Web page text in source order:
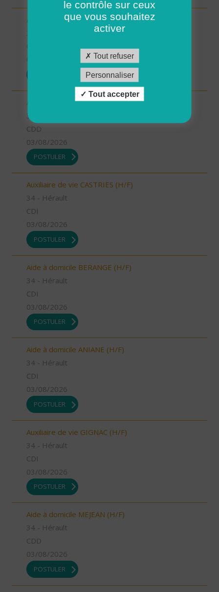
Auxiliaire de vie GANGES (H/F)
Aide à domicile CASTRIES (H/F)
34 - Hérault
CDD
03/08/2026
POSTULER
Auxiliaire de vie CASTRIES (H/F)
34 - Hérault
CDI
03/08/2026
POSTULER
Aide à domicile BERANGE (H/F)
34 - Hérault
CDI
03/08/2026
POSTULER
Aide à domicile ANIANE (H/F)
34 - Hérault
CDI
03/08/2026
POSTULER
Auxiliaire de vie GIGNAC (H/F)
34 - Hérault
CDI
03/08/2026
POSTULER
Aide à domicile MEJEAN (H/F)
34 - Hérault
CDD
03/08/2026
POSTULER
le contrôle sur ceux
que vous souhaitez
activer
Tout refuser
Personnaliser
Tout accepter